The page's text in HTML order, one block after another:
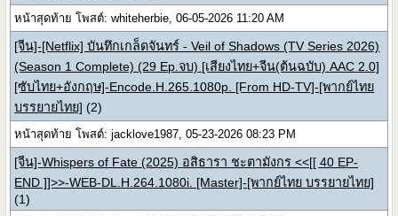
หน้าสุดท้าย โพสต์: whiteherbie, 06-05-2026 11:20 AM
[จีน]-[Netflix] บันทึกเกล็ดจันทร์ - Veil of Shadows (TV Series 2026)
(Season 1 Complete) (29 Ep.จบ) [เสียงไทย+จีน(ต้นฉบับ) AAC 2.0]
[ซับไทย+อังกฤษ]-Encode.H.265.1080p. [From HD-TV]-[พากย์ไทย
บรรยายไทย] (2)
หน้าสุดท้าย โพสต์: jacklove1987, 05-23-2026 08:23 PM
[จีน]-Whispers of Fate (2025) อสิธารา ชะตามังกร <<[[ 40 EP-
END ]]>>-WEB-DL.H.264.1080i. [Master]-[พากย์ไทย บรรยายไทย]
(1)